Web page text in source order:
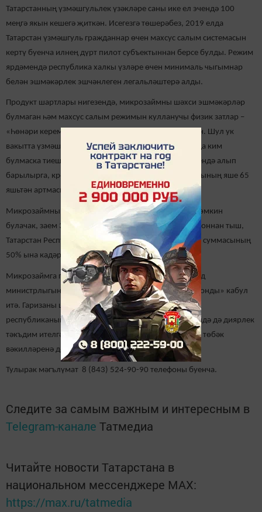
Татарстанның үзмәшгульлек үзәкләре саны ике ел эчендә 100
меңгә якын кешегә җиткән. Исегезгә төшерәбез, 2019 елда
Татарстан үзмәшгуль гражданнар өчен махсус салым системасын
кертү буенча илнең дүрт пилот субъектыннан берсе булды. Режим
ярдәмендә республика халкы үзләре өчен минималь чыгымнар
белән эшмәкәрлек эшчәнлеген легальләштерә алды.
Продукт шартлары нигезендә, микрозаймны шәхси эшмәкәрләр
булмаган һәм махсус салым режимын кулланучы физик затлар –
«Һөнәри керемгә салым» түләүчеләр алырга мөмкин. Шул ук
вакытта үзмәшгульлек статусы теркәлгәнгә 6 айдан да ким
булмаска тиеш һәм бизнесы Татарстан территориясендә алып
барылырга, кредитны түләп бетергәче бурычка алучының яше 65
яшьтән артмаска тиеш.
Микрозаймны 6% белән 500 мең сумга кадәр алу мөмкин
булачак, заем 3 айдан алып 24 айга кадәр бирелә. Моннан тыш,
Татарстан Республикасы Гарантия фонды микрозайм суммасының
50% ына кадәр поручительлек итә.
Микрозаймга гаризаларны 1 декабрьдән ТР Икътисад
министрлыгына караган «Эшкуарлыкка ярдәм итү Фонды» кабул
итә. Гаризаны шулай ук «Бизнес өчен КФҮ» аша яисә
республиканың барлык муниципаль берәмлекләрендә дә диярлек
тәкъдим ителгән эшкуарлыкка ярдәм итү фондының төбәк
вәкилләренә дә бирергә мөмкин.
Тулырак мәгълүмат 8 (843) 524-90-90 телефоны буенча.
Следите за самым важным и интересным в
Telegram-канале Татмедиа
Читайте новости Татарстана в
национальном мессенджере MАХ:
https://max.ru/tatmedia